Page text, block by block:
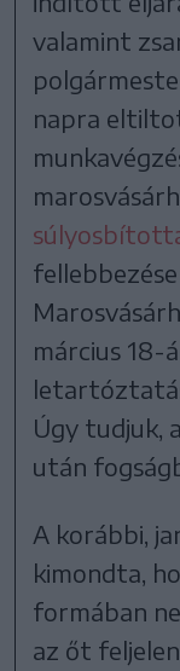
valamint
napra
március 18-
Úgy tudjuk,
után
A korábbi,
kimondta,
formában
az őt